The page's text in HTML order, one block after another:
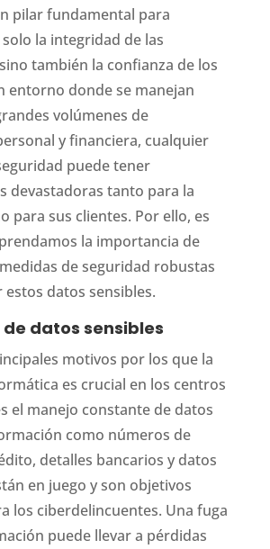
pilar fundamental para
la integridad de las
también la confianza de los
entorno donde se manejan
volúmenes de
y financiera, cualquier
puede tener
devastadoras tanto para la
para sus clientes. Por ello, es
la importancia de
de seguridad robustas
datos sensibles.
datos sensibles
motivos por los que la
es crucial en los centros
el manejo constante de datos
como números de
detalles bancarios y datos
en juego y son objetivos
los ciberdelincuentes. Una fuga
puede llevar a pérdidas